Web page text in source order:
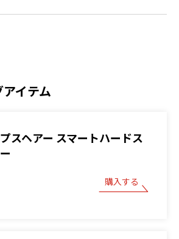
イテム
スヘアー スマートハードス
購入する